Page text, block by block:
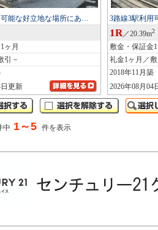
能な好立地な場所にあ…
ヶ月
引－
日更新
3路線3駅利用
1R／20.39m2
敷金・保証金
礼金1ヶ月／
2018年11月築
2026年08月04
中 1～5 件を表示